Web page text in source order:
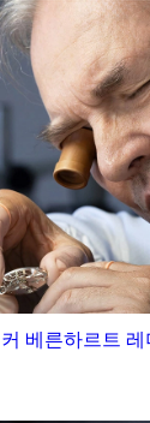
베른하르트